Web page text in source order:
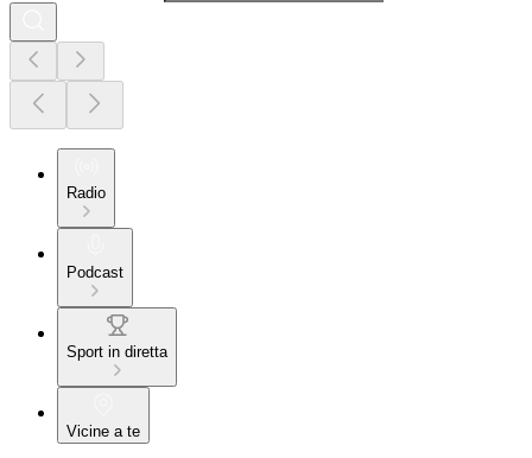
Radio
Podcast
Sport in diretta
Vicine a te